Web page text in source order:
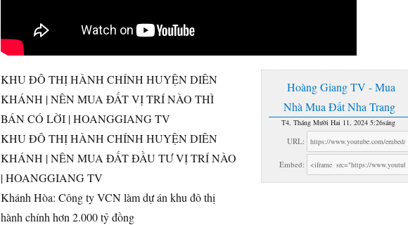
Hoàng Giang TV - Mua
Nhà Mua Đất Nha Trang
T4, Tháng Mười Hai 11, 2024 5:26sáng
URL:
Embed:
KHU ĐÔ THỊ HÀNH CHÍNH HUYỆN DIÊN
KHÁNH | NÊN MUA ĐẤT VỊ TRÍ NÀO THÌ
BÁN CÓ LỜI |HOANGGIANG TV
KHU ĐÔ THỊ HÀNH CHÍNH HUYỆN DIÊN
KHÁNH | NÊN MUA ĐẤT ĐẦU TƯ VỊ TRÍ NÀO
| HOANGGIANG TV
Khánh Hòa: Công ty VCN làm dự án khu đô thị
hành chính hơn 2.000 tỷ đồng